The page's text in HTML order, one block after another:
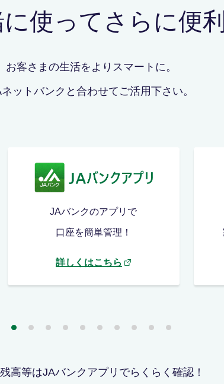
に使ってさらに便
お客さまの生活をよりスマートに。
ットバンクと合わせてご活用下さい。
JAバンクのアプリで
口座を簡単管理！
詳しくはこちら
高等はJAバンクアプリでらくらく確認！